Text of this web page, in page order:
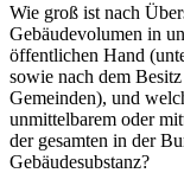
Wie groß ist nach
Gebäudevolumen in
öffentlichen Hand
sowie nach dem
Gemeinden), und
unmittelbarem oder
der gesamten in der
Gebäudesubstanz?